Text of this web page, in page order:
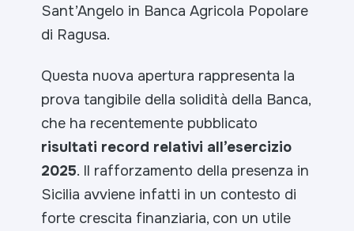
Sant’Angelo in Banca Agricola Popolare
di Ragusa.
Questa nuova apertura rappresenta la
prova tangibile della solidità della Banca,
che ha recentemente pubblicato
risultati record relativi all’esercizio
2025. Il rafforzamento della presenza in
Sicilia avviene infatti in un contesto di
forte crescita finanziaria, con un utile